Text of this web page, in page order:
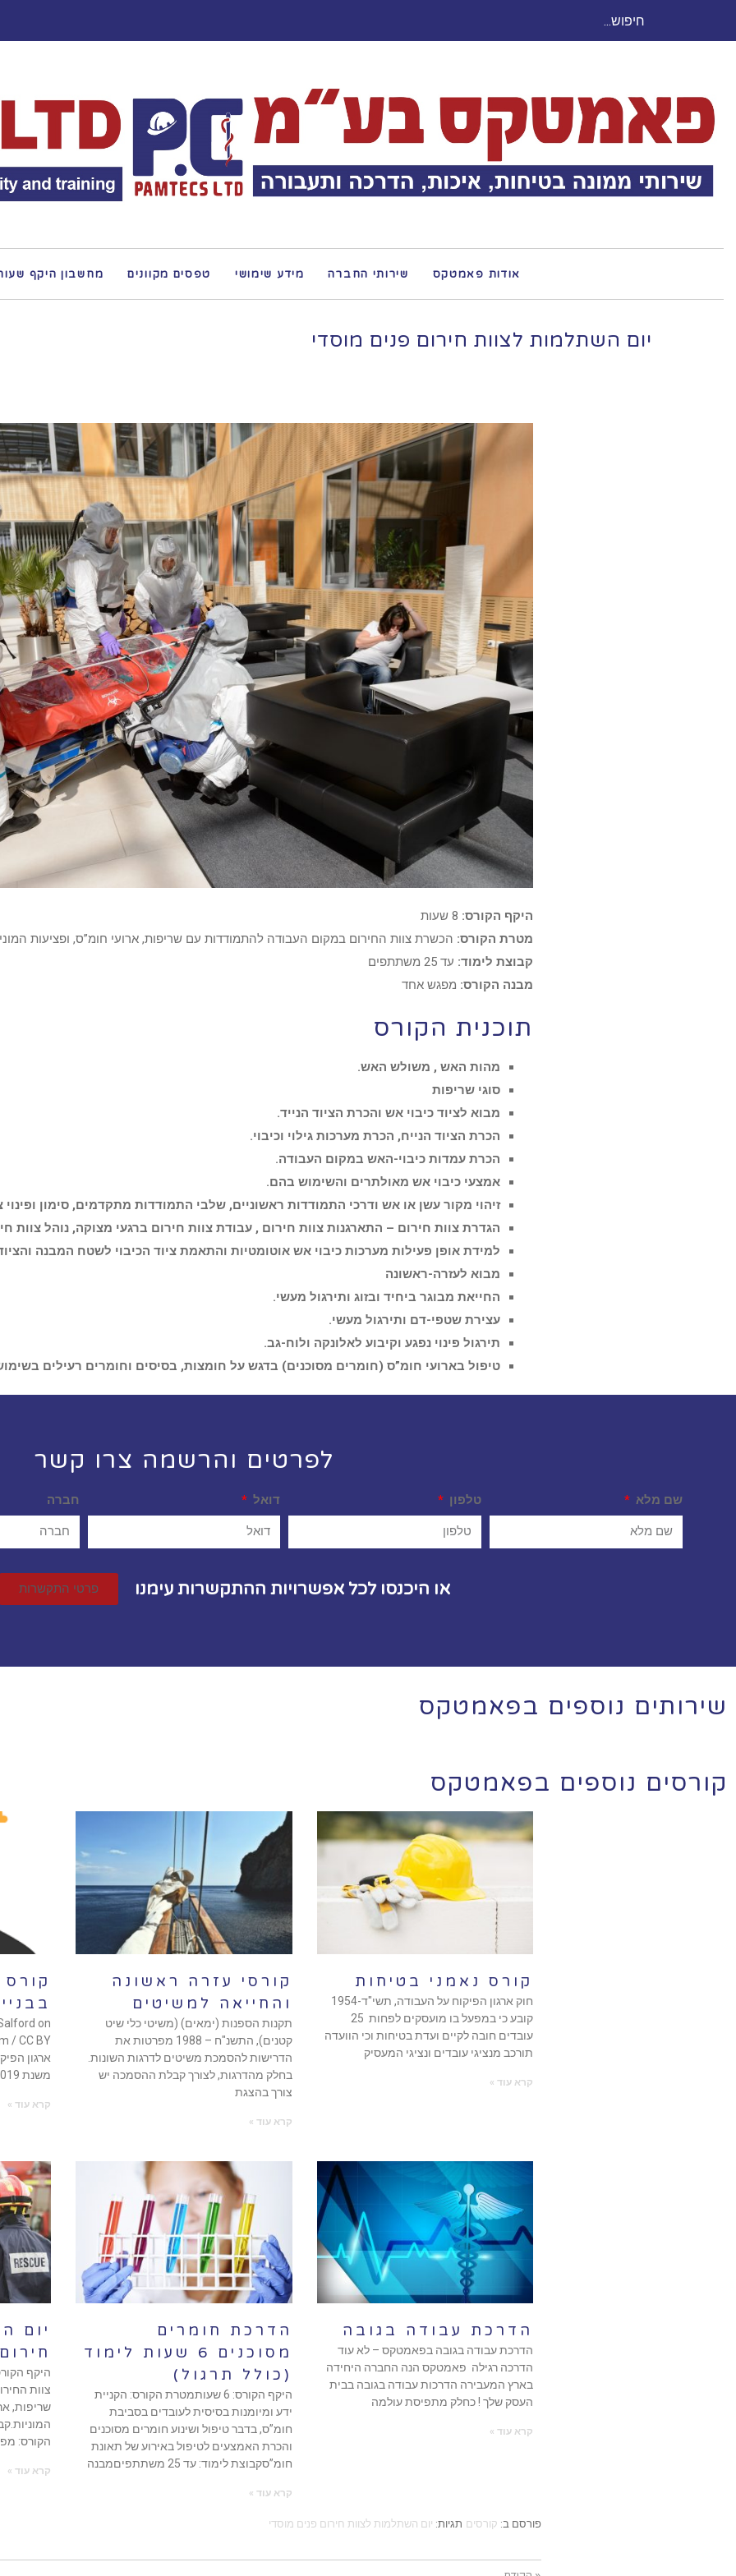
חיפוש
אודות פאמטקס שירותי החברה מידע שימושי טפסים מקוונים מחשבון היקף
יום השתלמות לצוות חירום פנים מוסדי
היקף הקורס: 8 שעות
מטרת הקורס: הכשרת צוות החירום במקום העבודה להתמודדות עם שריפות, ארועי חומ”ס, ופציעות
קבוצת לימוד: עד 25 משתתפים
מבנה הקורס: מפגש אחד
תוכנית הקורס
מהות האש , משולש האש.
סוגי שריפות
מבוא לציוד כיבוי אש והכרת הציוד הנייד.
הכרת הציוד הנייח, הכרת מערכות גילוי וכיבוי.
הכרת עמדות כיבוי-האש במקום העבודה.
אמצעי כיבוי אש מאולתרים והשימוש בהם.
זיהוי מקור עשן או אש ודרכי התמודדות ראשוניים, שלבי התמודדות מתקדמים, סימון ופינוי
הגדרת צוות חירום – התארגנות צוות חירום , עבודת צוות חירום ברגעי מצוקה, נוהל צוות
למידת אופן פעילות מערכות כיבוי אש אוטומטיות והתאמת ציוד הכיבוי לשטח המבנה
מבוא לעזרה-ראשונה
החייאת מבוגר ביחיד ובזוג ותירגול מעשי.
עצירת שטפי-דם ותירגול מעשי.
תירגול פינוי נפגע וקיבוע לאלונקה ולוח-גב.
טיפול בארועי חומ”ס (חומרים מסוכנים) בדגש על חומצות, בסיסים וחומרים רעילים
לפרטים והרשמה צרו קשר
שם מלא טלפון דואל חברה
או היכנסו לכל אפשרויות ההתקשרות עימנו פרטי התקשרות
שירותים נוספים בפאמטקס
קורסים נוספים בפאמטקס
קורס נאמני בטיחות
חוק ארגון הפיקוח על העבודה, תשי"ד-1954
קובע כי במפעל בו מועסקים לפחות 25
עובדים חובה לקיים ועדת בטיחות וכי הוועדה
תורכב מנציגי עובדים ונציגי המעסיק
קרא עוד »
קורסי עזרה ראשונה
והחייאה למשיטים
תקנות הספנות (ימאים) (משיטי כלי שיט
קטנים), התשנ"ח – 1988 מפרטות את
הדרישות להסמכת משיטים לדרגות השונות.
בחלק מהדרגות, לצורך קבלת ההסמכה יש
צורך בהצגת
קרא עוד »
on
משנת 2019 הטיל על מבצע
קרא עוד »
הדרכת עבודה בגובה
הדרכת עבודה בגובה בפאמטקס – לא עוד
הדרכה רגילה פאמטקס הנה החברה היחידה
בארץ המעבירה הדרכות עבודה בגובה בבית
העסק שלך ! כחלק מתפיסת עולמה
קרא עוד »
הדרכת חומרים
מסוכנים 6 שעות לימוד
(כולל תרגול)
היקף הקורס: 6 שעותמטרת הקורס: הקניית
ידע ומיומנות בסיסית לעובדים בסביבת
חומ”ס, בדבר טיפול ושינוע חומרים מסוכנים
והכרת האמצעים לטיפול באירוע של תאונת
חומ”סקבוצת לימוד: עד 25 משתתפיםמבנה
קרא עוד »
יום
צוות
שריפות,
הקורס:
קרא עוד »
פורסם ב: קורסים תגיות: יום השתלמות לצוות חירום פנים מוסדי